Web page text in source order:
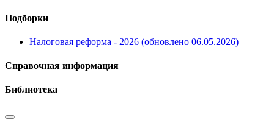
Подборки
Налоговая реформа - 2026 (обновлено 06.05.2026)
Справочная информация
Библиотека